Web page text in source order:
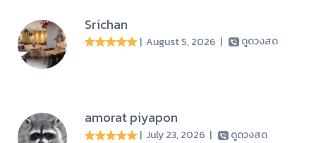
Srichan
| August 5, 2026 | ดูดวงสด
amorat piyapon
| July 23, 2026 | ดูดวงสด